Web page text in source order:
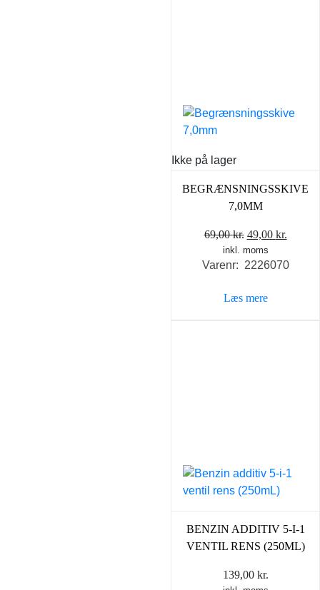
Ikke på lager
BEGRÆNSNINGSSKIVE
7,0MM
69,00kr. Den
oprindelige
pris
69,00 kr..
49,00 kr.
pris
inkl. moms
Varenr: 2226070
Læs mere
BENZIN ADDITIV 5-I-1
VENTIL RENS (250ML)
139,00 kr.